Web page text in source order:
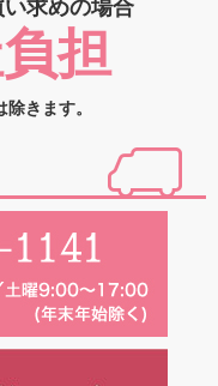
求めの場合
担
きます。